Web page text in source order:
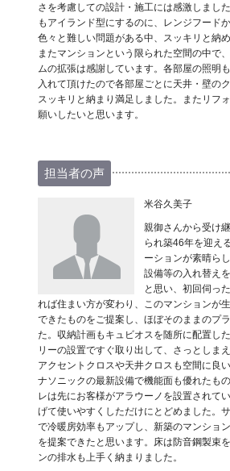
さを考慮しての設計・施工には感激しまし
もアイランド型にするのに、レンジフード
色々と難しい問題がある中、スッキリと納
またマンションという限られた空間の中で
ムの拡張は感謝しています。各部屋の照明
入れて頂けたので各部屋ごとに天井・壁の
スッキリと納まり満足しました。またリフ
願いしたいと思います。
担当者の声
米谷久美子
親御さんから受け
られ築46年を迎え
ーションが素晴ら
設備等の入れ替え
と思い、初回伺っ
れば住まい方が変わり、このマンションが
できたものをご提案し、ほぼそのままのプ
た。収納計画もキュビオスを随所に配置し
リーの設置ですぐ取り出して、さっとしま
アクセントクロスや天井クロスも空間に良
ナソニックの最新設備で機能面も優れたも
レは先にお客様がアラウーノを設置されて
げて使いやすくしただけにとどめました。
で冷暖房効率もアップし、新築のマンショ
を提案できたと思います。床は防音鋼製束
ンの排水も上手く納まりました。